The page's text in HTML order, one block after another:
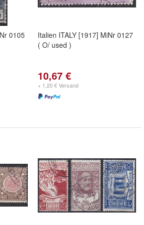
0105
Italien ITALY [1917] MiNr 0127
( O/ used )
10,67 €
+ 1,20 € Versand